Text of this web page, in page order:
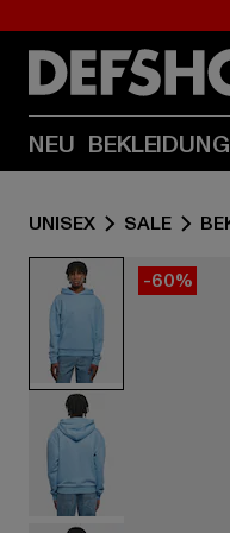
NEU BEKLEIDUNG
UNISEX SALE
-60%